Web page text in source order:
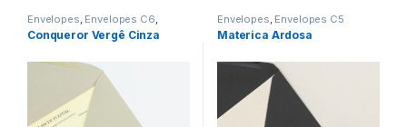
Envelopes Envelopes C6
Envelopes sem Impressão
Conqueror Vergê Cinza
Envelopes Envelopes C5
Materica Ardosa